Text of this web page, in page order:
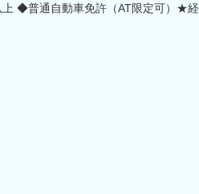
◆普通自動車免許（AT限定可）★